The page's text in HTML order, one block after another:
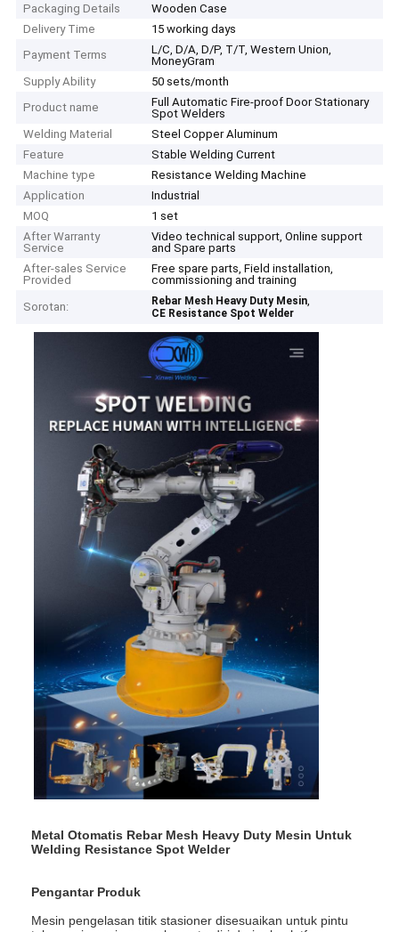
Packaging Details
Wooden Case
Delivery Time
15 working days
Payment Terms
L/C, D/A, D/P, T/T, Western Union,
MoneyGram
Supply Ability
50 sets/month
Product name
Full Automatic Fire-proof Door Stationary
Spot Welders
Welding Material
Steel Copper Aluminum
Feature
Stable Welding Current
Machine type
Resistance Welding Machine
Application
Industrial
MOQ
1 set
After Warranty
Service
Video technical support, Online support
and Spare parts
After-sales Service
Provided
Free spare parts, Field installation,
commissioning and training
Sorotan:
Rebar Mesh Heavy Duty Mesin,
CE Resistance Spot Welder
Metal Otomatis Rebar Mesh Heavy Duty Mesin Untuk
Welding Resistance Spot Welder
Pengantar Produk
Mesin pengelasan titik stasioner disesuaikan untuk pintu